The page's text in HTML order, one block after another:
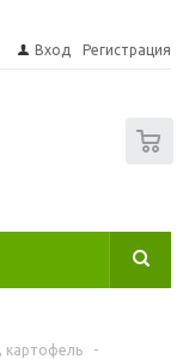
Вход Регистрация
картофель
-